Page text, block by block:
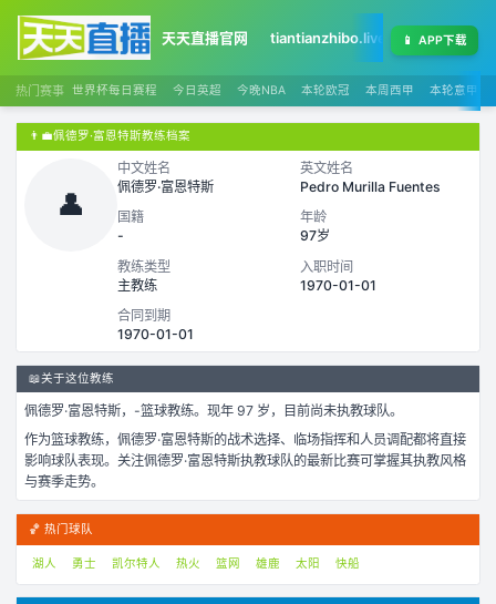
天天直播官网 tiantianzhibo.live 天天足球赛程
📱 APP下载
热门赛事 世界杯每日赛程 今日英超 今晚NBA 本轮欧冠 本周西甲 本轮意甲
👨‍💼佩德罗·富恩特斯教练档案
👤
中文姓名
佩德罗·富恩特斯
英文姓名
Pedro Murilla Fuentes
国籍
-
年龄
97岁
教练类型
主教练
入职时间
1970-01-01
合同到期
1970-01-01
📖关于这位教练
佩德罗·富恩特斯， -篮球教练。 现年 97 岁，
目前尚未执教球队。
作为篮球教练， 佩德罗·富恩特斯的战术选择、临场指挥和人员调配都将直接
影响球队表现。关注佩德罗·富恩特斯执教球队的最新比赛可掌握其执教风格
与赛季走势。
🏀 热门球队
湖人 勇士 凯尔特人 热火 篮网 雄鹿 太阳 快船